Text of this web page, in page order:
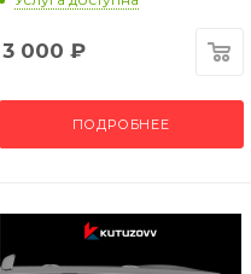
3 000 ₽
ПОДРОБНЕЕ